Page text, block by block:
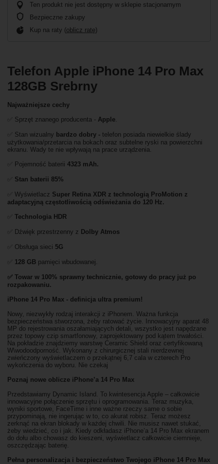
Ten produkt nie jest dostępny w sklepie stacjonarnym
Bezpieczne zakupy
Kup na raty (oblicz ratę)
Telefon Apple iPhone 14 Pro Max
128GB Srebrny
Najważniejsze cechy
✅ Sprzęt znanego producenta - Apple.
✅ Stan wizualny bardzo dobry - telefon posiada niewielkie ślady
użytkowania/przetarcia na bokach oraz subtelne ryski na powierzchni
ekranu. Wady te nie wpływają na prace urządzenia.
✅ Pojemność baterii 4323 mAh.
Stan baterii 85%
✅ Wyświetlacz Super Retina XDR z technologią ProMotion z
adaptacyjną częstotliwością odświeżania do 120 Hz.
Technologia HDR
✅ Dźwięk przestrzenny z Dolby Atmos
✅ Obsługa sieci 5G
128 GB pamięci wbudowanej.
✅ Towar w 100% sprawny technicznie, gotowy do pracy już po
rozpakowaniu.
iPhone 14 Pro Max - definicja ultra premium!
Nowy, niezwykły rodzaj interakcji z iPhonem. Ważna funkcja
bezpieczeństwa stworzona, żeby ratować życie. Innowacyjny aparat 48
MP do rejestrowania oszałamiających detali, wszystko jest napędzane
przez topowy czip smartfonowy, zaprojektowany pod kątem trwałości.
Na pokładzie znajdziemy warstwę Ceramic Shield oraz certyfikowaną
W\wodoodporność. Wykonany z chirurgicznej stali nierdzewnej
zwieńczony wyświetlaczem o przekątnej 6,7 cala w czterech Pro
wykończenia do wyboru. Nie czekaj
Poznaj nowe oblicze iPhone’a 14 Pro Max
Przedstawiamy Dynamic Island. To kwintesencja Apple – całkowicie
innowacyjne połączenie sprzętu i oprogramowania. Teraz muzyka,
wyniki sportowe, FaceTime i inne ważne rzeczy same o sobie
przypominają, nie ingerując w to, co akurat robisz. Teraz możesz
zerknąć na ekran blokady w każdej chwili. Nie musisz nawet stukać,
żeby wiedzieć, co i jak. Kiedy odkładasz iPhone’a 14 Pro Max ekranem
do dołu albo chowasz do kieszeni, wyświetlacz całkowicie ciemnieje,
oszczędzając baterię.
Pełna personalizacja i bezpieczeństwo Twojego iPhone 14 Pro Max